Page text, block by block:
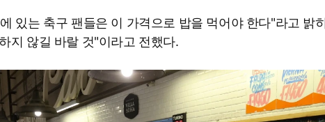
있는 축구 팬들은 이 가격으로 밥을 먹어야 한다"라고 밝
지 않길 바랄 것"이라고 전했다.